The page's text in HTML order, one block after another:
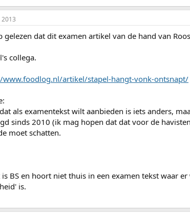
gelezen dat dit examen artikel van de hand van
collega.
artikel/stapel-hangt-vonk-ontsnapt/
als examentekst wilt aanbieden is iets anders,
sinds 2010 (ik mag hopen dat dat voor de
moet schatten.
is BS en hoort niet thuis in een examen tekst waar
is.